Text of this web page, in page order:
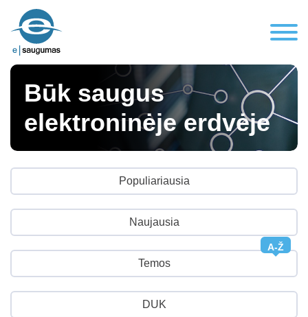
Būk saugus
elektroninėje erdvėje
Populiariausia
Naujausia
Temos
A-Ž
DUK